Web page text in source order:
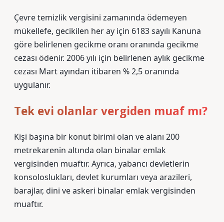
Çevre temizlik vergisini zamanında ödemeyen
mükellefe, gecikilen her ay için 6183 sayılı Kanuna
göre belirlenen gecikme oranı oranında gecikme
cezası ödenir. 2006 yılı için belirlenen aylık gecikme
cezası Mart ayından itibaren % 2,5 oranında
uygulanır.
Tek evi olanlar vergiden muaf mı?
Kişi başına bir konut birimi olan ve alanı 200
metrekarenin altında olan binalar emlak
vergisinden muaftır. Ayrıca, yabancı devletlerin
konsoloslukları, devlet kurumları veya arazileri,
barajlar, dini ve askeri binalar emlak vergisinden
muaftır.